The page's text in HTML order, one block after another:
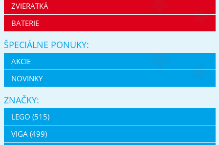
ZVIERATKÁ
BATERIE
ŠPECIÁLNE PONUKY:
AKCIE
NOVINKY
ZNAČKY:
LEGO (515)
VIGA (499)